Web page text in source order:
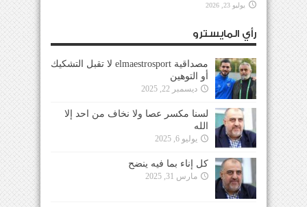
يوليو 23, 2026
رأي المايسترو
مصداقية elmaestrosport لا تقبل التشكيك
أو التوهين
ديسمبر 22, 2025
لسنا مكسر عصا ولا نخاف من احد إلا
الله
يوليو 6, 2025
كل إناء بما فيه ينضح
مارس 31, 2025